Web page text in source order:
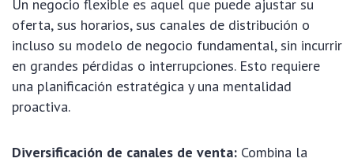
Un negocio flexible es aquel que puede ajustar su
oferta, sus horarios, sus canales de distribución o
incluso su modelo de negocio fundamental, sin incurrir
en grandes pérdidas o interrupciones. Esto requiere
una planificación estratégica y una mentalidad
proactiva.
Diversificación de canales de venta: Combina la